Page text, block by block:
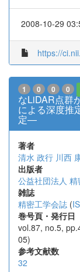
2008-10-29
https://
1 0 0 0
なLiDAR点群
による深度推
定―
著者
清水 政行 川西
出版者
公益社団法人 精
雑誌
精密工学会誌 (
巻号頁・発行日
vol.87, no.5,
05)
参考文献数
32